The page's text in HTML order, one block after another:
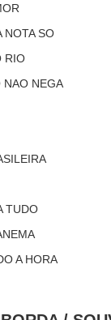
NOTA SO
RIO
NAO NEGA
TUDO
A HORA